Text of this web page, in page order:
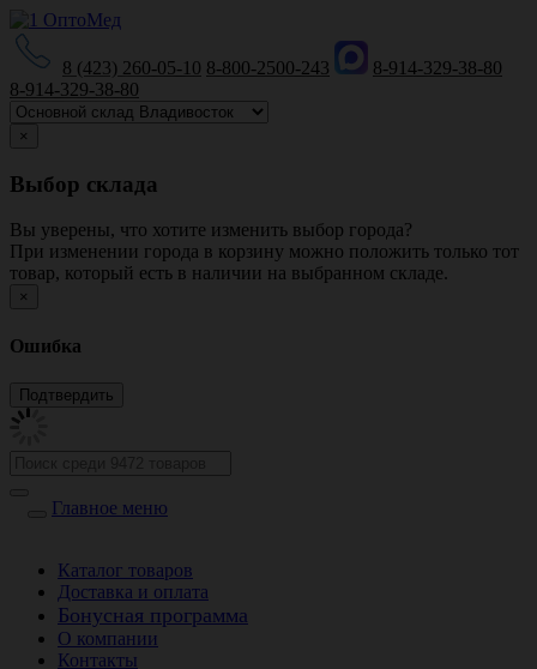
8 (423) 260-05-10 8-800-2500-243
8-914-329-38-80
8-914-329-38-80
×
Выбор склада
Вы уверены, что хотите изменить выбор города?
При изменении города в корзину можно положить только тот
товар, который есть в наличии на выбранном складе.
×
Ошибка
Главное меню
Каталог товаров
Доставка и оплата
Бонусная программа
О компании
Контакты